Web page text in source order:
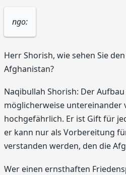
ngo:
Herr Shorish, wie sehen Sie
Afghanistan?
Naqibullah Shorish: Der
möglicherweise untereinander
hochgefährlich. Er ist Gift für
er kann nur als Vorbereitung
verstanden werden, den die
Wer einen ernsthaften